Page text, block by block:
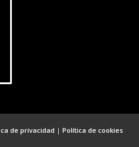
de privacidad | Política de cookies